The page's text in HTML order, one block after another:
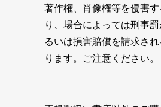
著作権、肖像権等を侵害
り、場合によっては刑事
るいは損害賠償を請求さ
ります。ご注意ください。